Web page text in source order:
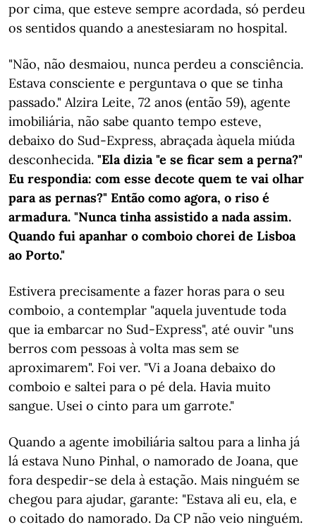
por cima, que esteve sempre acordada, só perdeu
os sentidos quando a anestesiaram no hospital.
"Não, não desmaiou, nunca perdeu a consciência.
Estava consciente e perguntava o que se tinha
passado." Alzira Leite, 72 anos (então 59), agente
imobiliária, não sabe quanto tempo esteve,
debaixo do Sud-Express, abraçada àquela miúda
desconhecida. "Ela dizia "e se ficar sem a perna?"
Eu respondia: com esse decote quem te vai olhar
para as pernas?" Então como agora, o riso é
armadura. "Nunca tinha assistido a nada assim.
Quando fui apanhar o comboio chorei de Lisboa
ao Porto."
Estivera precisamente a fazer horas para o seu
comboio, a contemplar "aquela juventude toda
que ia embarcar no Sud-Express", até ouvir "uns
berros com pessoas à volta mas sem se
aproximarem". Foi ver. "Vi a Joana debaixo do
comboio e saltei para o pé dela. Havia muito
sangue. Usei o cinto para um garrote."
Quando a agente imobiliária saltou para a linha já
lá estava Nuno Pinhal, o namorado de Joana, que
fora despedir-se dela à estação. Mais ninguém se
chegou para ajudar, garante: "Estava ali eu, ela, e
o coitado do namorado. Da CP não veio ninguém.